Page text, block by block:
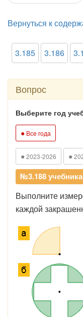
Вернуться к
3.185 3.186
Вопрос
Выберите год
● Все года
● 2023-2026 ●
№3.188 учебника
Выполните
каждой